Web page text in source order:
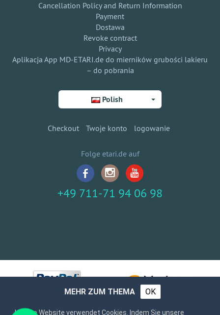
Cancellation Policy and Return Information
Payment
Dostawa
Revoke contract
Privacy
Aplikacja App MD-ETARI.de do mierników grubości lakieru
– do pobrania
Polish
Checkout Twoje konto logowanie
Folge etari.de auf
+49 711-71 94 06 98
MEHR ZUM THEMA OK
Unsere Website verwendet Cookies. Indem Sie unsere